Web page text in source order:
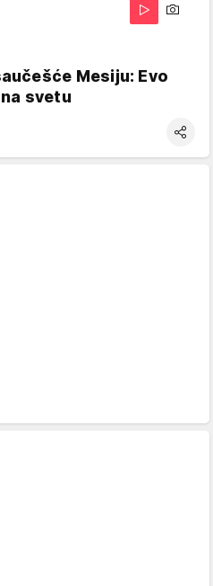
Mesiju: Evo
svetu